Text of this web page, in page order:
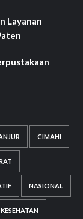
Layanan
CIMAHI
NASIONAL